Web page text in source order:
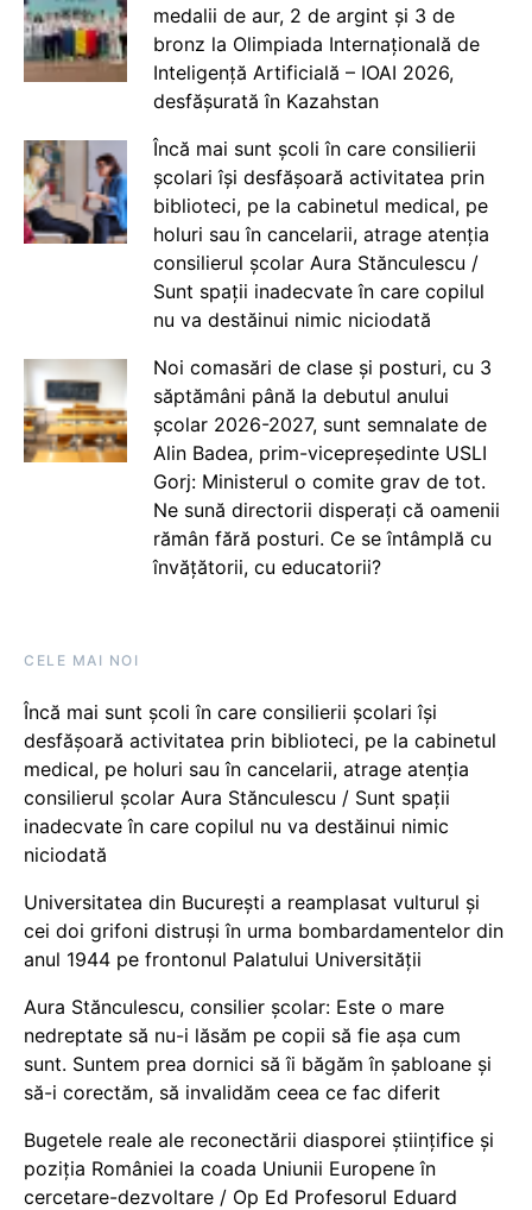
medalii de aur, 2 de argint și 3 de
bronz la Olimpiada Internațională de
Inteligență Artificială – IOAI 2026,
desfășurată în Kazahstan
Încă mai sunt școli în care consilierii
școlari își desfășoară activitatea prin
biblioteci, pe la cabinetul medical, pe
holuri sau în cancelarii, atrage atenția
consilierul școlar Aura Stănculescu /
Sunt spații inadecvate în care copilul
nu va destăinui nimic niciodată
Noi comasări de clase și posturi, cu 3
săptămâni până la debutul anului
școlar 2026-2027, sunt semnalate de
Alin Badea, prim-vicepreședinte USLI
Gorj: Ministerul o comite grav de tot.
Ne sună directorii disperați că oamenii
rămân fără posturi. Ce se întâmplă cu
învățătorii, cu educatorii?
CELE MAI NOI
Încă mai sunt școli în care consilierii școlari își
desfășoară activitatea prin biblioteci, pe la cabinetul
medical, pe holuri sau în cancelarii, atrage atenția
consilierul școlar Aura Stănculescu / Sunt spații
inadecvate în care copilul nu va destăinui nimic
niciodată
Universitatea din București a reamplasat vulturul și
cei doi grifoni distruși în urma bombardamentelor din
anul 1944 pe frontonul Palatului Universității
Aura Stănculescu, consilier școlar: Este o mare
nedreptate să nu-i lăsăm pe copii să fie așa cum
sunt. Suntem prea dornici să îi băgăm în șabloane și
să-i corectăm, să invalidăm ceea ce fac diferit
Bugetele reale ale reconectării diasporei științifice și
poziția României la coada Uniunii Europene în
cercetare-dezvoltare / Op Ed Profesorul Eduard